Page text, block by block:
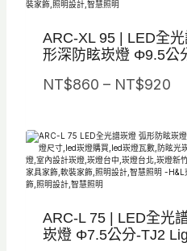
T
$
1
5
8
0
ARC-XL 95 | LED全
形深防眩崁燈 Φ9.5公
NT$860 – NT$920價
範
圍
：
T
$
ARC-L 75 | LED全光
崁燈 Φ7.5公分-TJ2